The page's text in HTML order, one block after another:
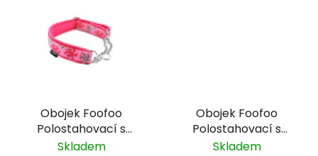
Obojek Foofoo
Polostahovací s
řetízkem - Pink II.
Skladem
Obojek Foofoo
Polostahovací s
řetízkem - Green I.
Skladem